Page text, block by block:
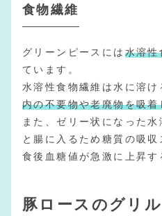
食物繊維
グリーンピースには 水溶性
ています。
水溶性食物繊維は水に溶け
内の不要物や老廃物を吸着
また、ゼリー状になった
と腸に入るため糖質の吸
食後血糖値が急激に上昇す
豚ロースのグリ